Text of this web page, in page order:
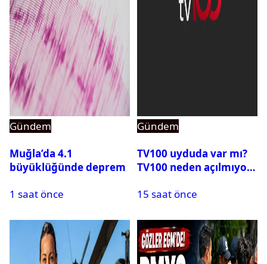
Gündem
Muğla’da 4.1
büyüklüğünde deprem
1 saat önce
Gündem
TV100 uyduda var mı?
TV100 neden açılmıyor?
15 saat önce